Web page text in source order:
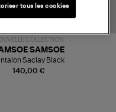
COLLECTION
140,00 €
SAMSOE
Saclay Black
tous les cookies